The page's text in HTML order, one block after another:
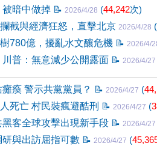
暗中做掉 📝 2026/4/28 (44,242次)
截與經濟狂怒，直擊北京 2026/4/28 (
780億，擾亂水文釀危機 📝 2026/4/
普：無意減少公開露面 📝 2026/4/27
瘓 警示共黨黨員？ 📝 2026/4/27 (
死亡 村民裝瘋避酷刑 📝 2026/4/27 (
客全球攻擊出現新手段 📝 2026/4/27
與出訪屈指可數 📝 2026/4/27 (